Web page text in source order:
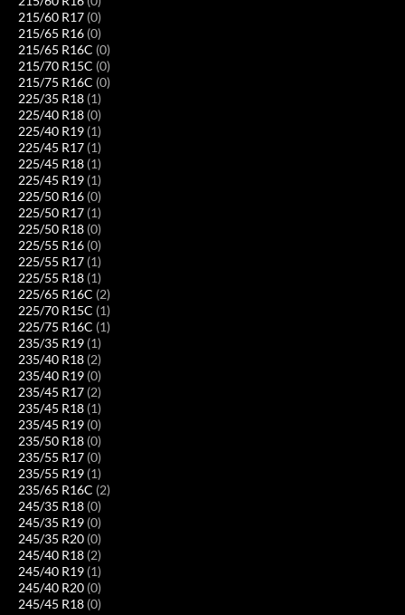
215/60 R17 (0)
215/65 R16 (0)
215/65 R16C (0)
215/70 R15C (0)
215/75 R16C (0)
225/35 R18 (1)
225/40 R18 (0)
225/40 R19 (1)
225/45 R17 (1)
225/45 R18 (1)
225/45 R19 (1)
225/50 R16 (0)
225/50 R17 (1)
225/50 R18 (0)
225/55 R16 (0)
225/55 R17 (1)
225/55 R18 (1)
225/65 R16C (2)
225/70 R15C (1)
225/75 R16C (1)
235/35 R19 (1)
235/40 R18 (2)
235/40 R19 (0)
235/45 R17 (2)
235/45 R18 (1)
235/45 R19 (0)
235/50 R18 (0)
235/55 R17 (0)
235/55 R19 (1)
235/65 R16C (2)
245/35 R18 (0)
245/35 R19 (0)
245/35 R20 (0)
245/40 R18 (2)
245/40 R19 (1)
245/40 R20 (0)
245/45 R18 (0)